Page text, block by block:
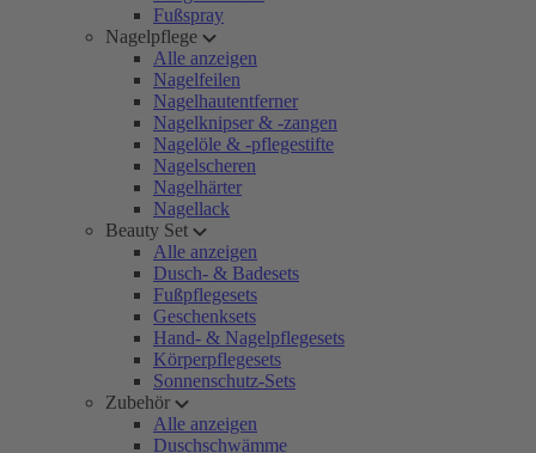
Fußspray
Nagelpflege
Alle anzeigen
Nagelfeilen
Nagelhautentferner
Nagelknipser & -zangen
Nagelöle & -pflegestifte
Nagelscheren
Nagelhärter
Nagellack
Beauty Set
Alle anzeigen
Dusch- & Badesets
Fußpflegesets
Geschenksets
Hand- & Nagelpflegesets
Körperpflegesets
Sonnenschutz-Sets
Zubehör
Alle anzeigen
Duschschwämme